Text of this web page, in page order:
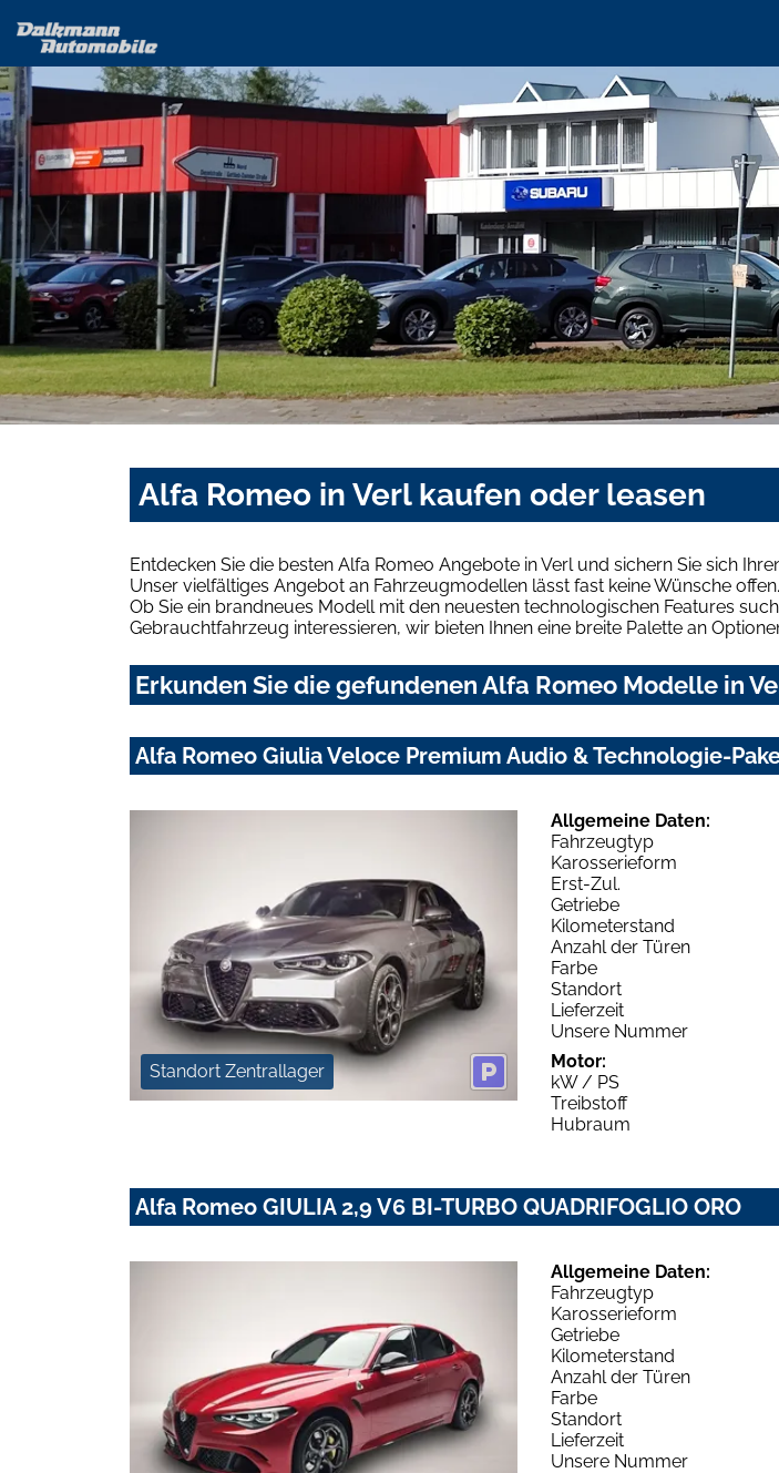
Alfa Romeo in Verl kaufen oder leasen
Entdecken Sie die besten Alfa Romeo Angebote in Verl und sichern Sie sich
Unser vielfältiges Angebot an Fahrzeugmodellen lässt fast keine Wünsche offen.
Ob Sie ein brandneues Modell mit den neuesten technologischen Features
Gebrauchtfahrzeug interessieren, wir bieten Ihnen eine breite Palette an
Erkunden Sie die gefundenen Alfa Romeo Modelle in
Alfa Romeo Giulia Veloce Premium Audio & Technologie-
Standort Zentrallager
Allgemeine Daten:
Fahrzeugtyp
Karosserieform
Erst-Zul.
Getriebe
Kilometerstand
Anzahl der Türen
Farbe
Standort
Lieferzeit
Unsere Nummer
Motor:
kW / PS
Treibstoff
Hubraum
Alfa Romeo GIULIA 2,9 V6 BI-TURBO QUADRIFOGLIO ORO
Allgemeine Daten:
Fahrzeugtyp
Karosserieform
Getriebe
Kilometerstand
Anzahl der Türen
Farbe
Standort
Lieferzeit
Unsere Nummer